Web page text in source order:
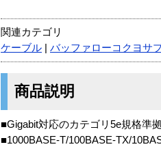
関連カテゴリ
ケーブル
バッファローコクヨサ
商品説明
■Gigabit対応のカテゴリ5e規格準
■1000BASE-T/100BASE-TX/